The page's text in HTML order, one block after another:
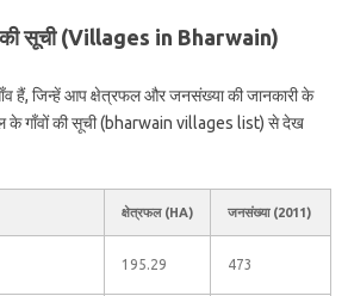
की सूची (Villages in Bharwain)
हैं, जिन्हें आप क्षेत्रफल और जनसंख्या की जानकारी के
के गाँवों की सूची (bharwain villages list) से देख
क्षेत्रफल (HA) जनसंख्या (2011)
195.29 473